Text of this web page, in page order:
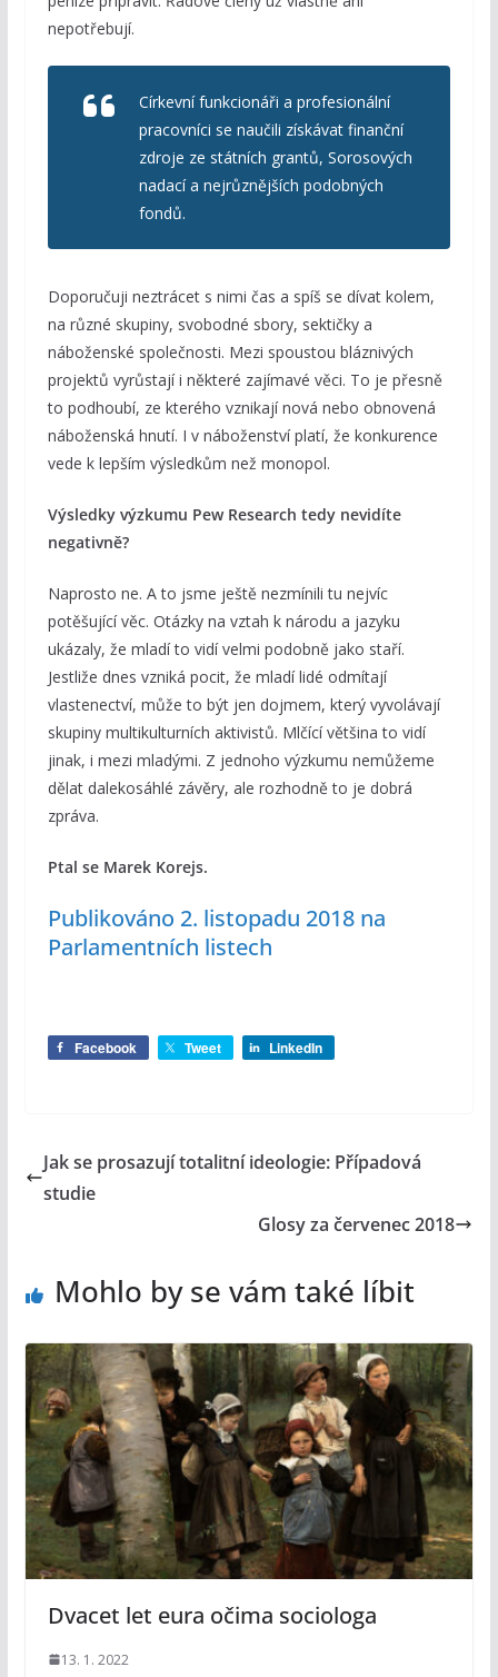
nepotřebují.
Církevní funkcionáři a profesionální
pracovníci se naučili získávat finanční
zdroje ze státních grantů, Sorosových
nadací a nejrůznějších podobných
fondů.
Doporučuji neztrácet s nimi čas a spíš se dívat kolem,
na různé skupiny, svobodné sbory, sektičky a
náboženské společnosti. Mezi spoustou bláznivých
projektů vyrůstají i některé zajímavé věci. To je přesně
to podhoubí, ze kterého vznikají nová nebo obnovená
náboženská hnutí. I v náboženství platí, že konkurence
vede k lepším výsledkům než monopol.
Výsledky výzkumu Pew Research tedy nevidíte
negativně?
Naprosto ne. A to jsme ještě nezmínili tu nejvíc
potěšující věc. Otázky na vztah k národu a jazyku
ukázaly, že mladí to vidí velmi podobně jako staří.
Jestliže dnes vzniká pocit, že mladí lidé odmítají
vlastenectví, může to být jen dojmem, který vyvolávají
skupiny multikulturních aktivistů. Mlčící většina to vidí
jinak, i mezi mladými. Z jednoho výzkumu nemůžeme
dělat dalekosáhlé závěry, ale rozhodně to je dobrá
zpráva.
Ptal se Marek Korejs.
Publikováno 2. listopadu 2018 na
Parlamentních listech
Facebook Tweet LinkedIn
Jak se prosazují totalitní ideologie: Případová
studie
Glosy za červenec 2018
Mohlo by se vám také líbit
Dvacet let eura očima sociologa
13. 1. 2022